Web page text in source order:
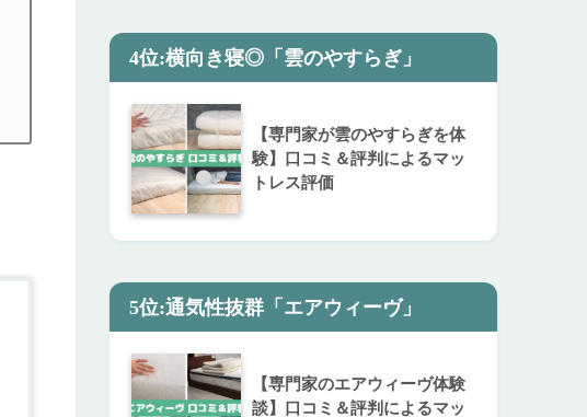
4位:横向き寝◎「雲のやすらぎ」
【専門家が雲のやすらぎを体
験】口コミ＆評判によるマッ
トレス評価
5位:通気性抜群「エアウィーヴ」
【専門家のエアウィーヴ体験
談】口コミ＆評判によるマッ